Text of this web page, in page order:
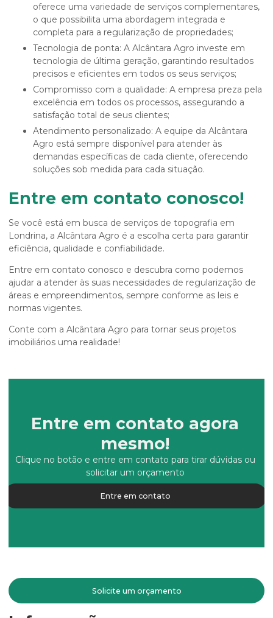
oferece uma variedade de serviços complementares,
o que possibilita uma abordagem integrada e
completa para a regularização de propriedades;
Tecnologia de ponta: A Alcântara Agro investe em
tecnologia de última geração, garantindo resultados
precisos e eficientes em todos os seus serviços;
Compromisso com a qualidade: A empresa preza pela
excelência em todos os processos, assegurando a
satisfação total de seus clientes;
Atendimento personalizado: A equipe da Alcântara
Agro está sempre disponível para atender às
demandas específicas de cada cliente, oferecendo
soluções sob medida para cada situação.
Entre em contato conosco!
Se você está em busca de serviços de topografia em
Londrina, a Alcântara Agro é a escolha certa para garantir
eficiência, qualidade e confiabilidade.
Entre em contato conosco e descubra como podemos
ajudar a atender às suas necessidades de regularização de
áreas e empreendimentos, sempre conforme as leis e
normas vigentes.
Conte com a Alcântara Agro para tornar seus projetos
imobiliários uma realidade!
Entre em contato agora
mesmo!
Clique no botão e entre em contato para tirar dúvidas ou
solicitar um orçamento
Entre em contato
Solicite um orçamento